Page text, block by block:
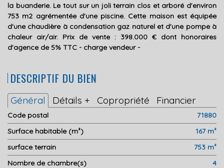
la buanderie. Le tout sur un joli terrain clos et arboré d'environ
753 m2 agrémentée d'une piscine. Cette maison est équipée
d'une chaudière à condensation gaz naturel et d'une pompe à
chaleur air/air. Prix de vente : 398.000 € dont honoraires
d'agence de 5% TTC - charge vendeur -
DESCRIPTIF DU BIEN
Général Détails + Copropriété Financier
Code postal
71880
Surface habitable (m²)
167 m²
surface terrain
753 m²
Nombre de chambre(s)
4